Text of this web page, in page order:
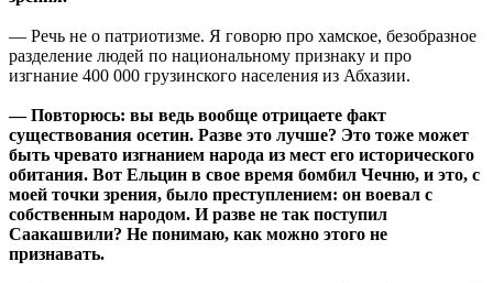
— Речь не о патриотизме. Я говорю про хамское, безобразное
разделение людей по национальному признаку и про
изгнание 400 000 грузинского населения из Абхазии.
— Повторюсь: вы ведь вообще отрицаете факт
существования осетин. Разве это лучше? Это тоже может
быть чревато изгнанием народа из мест его исторического
обитания. Вот Ельцин в свое время бомбил Чечню, и это, с
моей точки зрения, было преступлением: он воевал с
собственным народом. И разве не так поступил
Саакашвили? Не понимаю, как можно этого не
признавать.